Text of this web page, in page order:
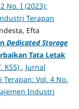
No. I (2023):
Terapan
Efta
Dedicated Storage
Tata Letak
KSS) , Jurnal
Vol. 4 No.
Industri